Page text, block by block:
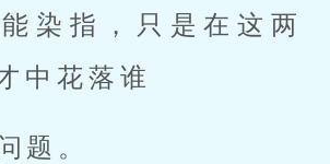
染指，只是在这两
中花落谁
题。